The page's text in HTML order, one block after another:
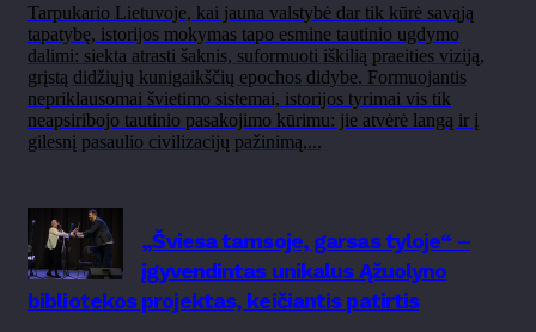
Tarpukario Lietuvoje, kai jauna valstybė dar tik kūrė savąją
tapatybę, istorijos mokymas tapo esmine tautinio ugdymo
dalimi: siekta atrasti šaknis, suformuoti iškilią praeities viziją,
grįstą didžiųjų kunigaikščių epochos didybe. Formuojantis
nepriklausomai švietimo sistemai, istorijos tyrimai vis tik
neapsiribojo tautinio pasakojimo kūrimu: jie atvėrė langą ir į
gilesnį pasaulio civilizacijų pažinimą,...
„Šviesa tamsoje, garsas tyloje“ –
įgyvendintas unikalus Ąžuolyno
bibliotekos projektas, keičiantis patirtis